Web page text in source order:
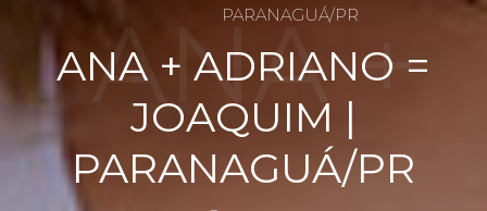
ANA + ADRIANO =
JOAQUIM |
PARANAGUÁ/PR
ANA +